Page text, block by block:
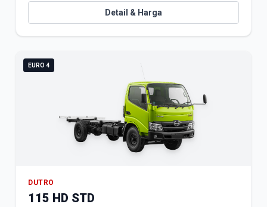
Detail & Harga
EURO 4
DUTRO
115 HD STD